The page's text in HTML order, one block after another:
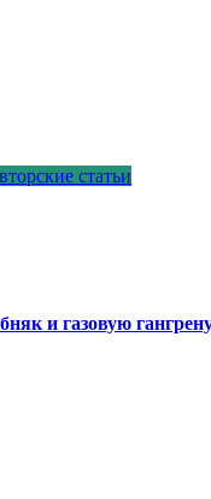
статьи
и газовую